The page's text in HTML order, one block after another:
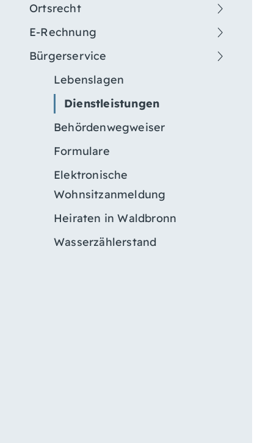
Ortsrecht
E-Rechnung
Bürgerservice
Lebenslagen
Dienstleistungen
Behördenwegweiser
Formulare
Elektronische
Wohnsitzanmeldung
Heiraten in Waldbronn
Wasserzählerstand